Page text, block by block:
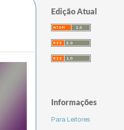
Edição Atual
Informações
Para Leitores